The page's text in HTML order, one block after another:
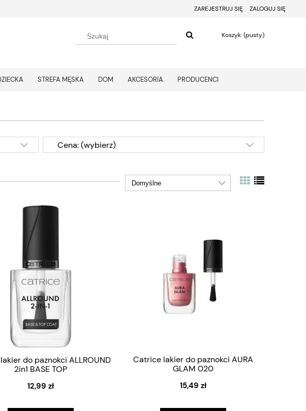
ZAREJESTRUJ SIĘ ZALOGUJ SIĘ
Koszyk:(pusty)
STREFA MĘSKA DOM AKCESORIA PRODUCENCI
Cena: (wybierz)
do paznokci ALLROUND
2in1 BASE TOP
12,99 zł
Catrice lakier do paznokci AURA
GLAM 020
15,49 zł